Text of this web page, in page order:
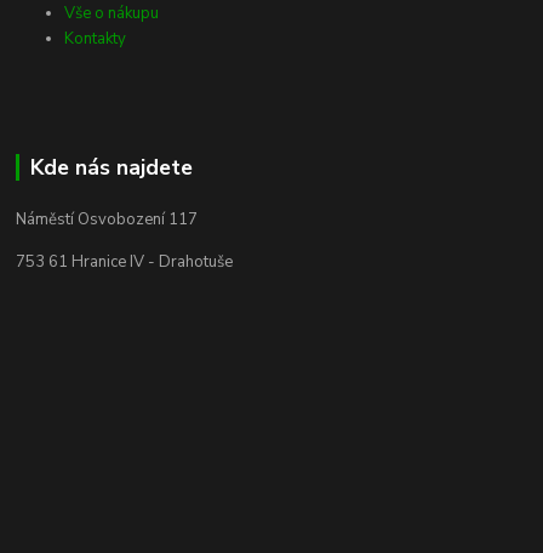
Vše o nákupu
Kontakty
Kde nás najdete
Náměstí Osvobození 117
753 61 Hranice IV - Drahotuše